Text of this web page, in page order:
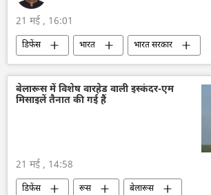
21 मई , 16:01
डिफेंस भारत
भारत सरकार
भारत का विकास
रक्षा मंत्रालय (MoD)
रक्षा-पंक्ति
राष्ट्रीय सुरक्षा
भारतीय नौसेना
जहाजी बेड़ा
युद्धपोत
बेलारूस में विशेष वारहेड वाली इस्कंदर-एम
मिसाइलें तैनात की गई हैं
21 मई , 14:58
डिफेंस रूस
बेलारूस